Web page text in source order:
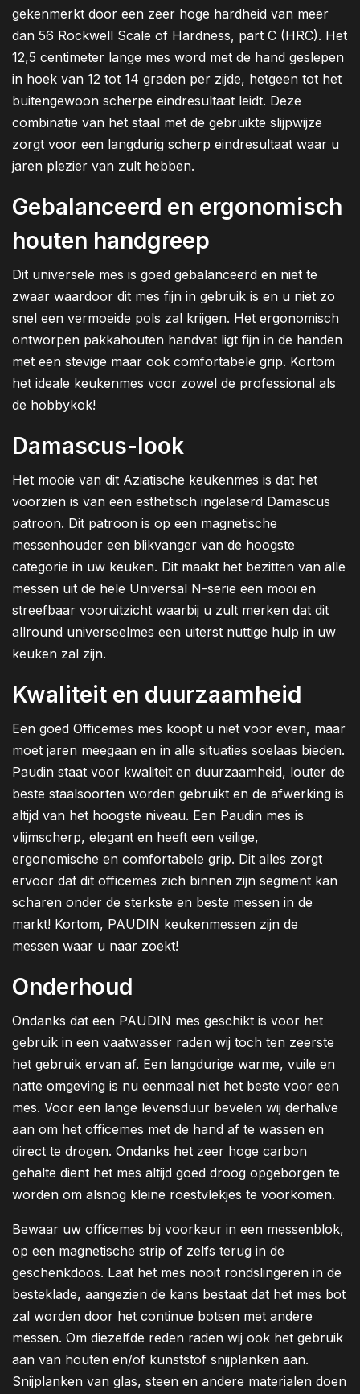
gekenmerkt door een zeer hoge hardheid van meer
dan 56 Rockwell Scale of Hardness, part C (HRC). Het
12,5 centimeter lange mes word met de hand geslepen
in hoek van 12 tot 14 graden per zijde, hetgeen tot het
buitengewoon scherpe eindresultaat leidt. Deze
combinatie van het staal met de gebruikte slijpwijze
zorgt voor een langdurig scherp eindresultaat waar u
jaren plezier van zult hebben.
Gebalanceerd en ergonomisch
houten handgreep
Dit universele mes is goed gebalanceerd en niet te
zwaar waardoor dit mes fijn in gebruik is en u niet zo
snel een vermoeide pols zal krijgen. Het ergonomisch
ontworpen pakkahouten handvat ligt fijn in de handen
met een stevige maar ook comfortabele grip. Kortom
het ideale keukenmes voor zowel de professional als
de hobbykok!
Damascus-look
Het mooie van dit Aziatische keukenmes is dat het
voorzien is van een esthetisch ingelaserd Damascus
patroon. Dit patroon is op een magnetische
messenhouder een blikvanger van de hoogste
categorie in uw keuken. Dit maakt het bezitten van alle
messen uit de hele Universal N-serie een mooi en
streefbaar vooruitzicht waarbij u zult merken dat dit
allround universeelmes een uiterst nuttige hulp in uw
keuken zal zijn.
Kwaliteit en duurzaamheid
Een goed Officemes mes koopt u niet voor even, maar
moet jaren meegaan en in alle situaties soelaas bieden.
Paudin staat voor kwaliteit en duurzaamheid, louter de
beste staalsoorten worden gebruikt en de afwerking is
altijd van het hoogste niveau. Een Paudin mes is
vlijmscherp, elegant en heeft een veilige,
ergonomische en comfortabele grip. Dit alles zorgt
ervoor dat dit officemes zich binnen zijn segment kan
scharen onder de sterkste en beste messen in de
markt! Kortom, PAUDIN keukenmessen zijn de
messen waar u naar zoekt!
Onderhoud
Ondanks dat een PAUDIN mes geschikt is voor het
gebruik in een vaatwasser raden wij toch ten zeerste
het gebruik ervan af. Een langdurige warme, vuile en
natte omgeving is nu eenmaal niet het beste voor een
mes. Voor een lange levensduur bevelen wij derhalve
aan om het officemes met de hand af te wassen en
direct te drogen. Ondanks het zeer hoge carbon
gehalte dient het mes altijd goed droog opgeborgen te
worden om alsnog kleine roestvlekjes te voorkomen.
Bewaar uw officemes bij voorkeur in een messenblok,
op een magnetische strip of zelfs terug in de
geschenkdoos. Laat het mes nooit rondslingeren in de
besteklade, aangezien de kans bestaat dat het mes bot
zal worden door het continue botsen met andere
messen. Om diezelfde reden raden wij ook het gebruik
aan van houten en/of kunststof snijplanken aan.
Snijplanken van glas, steen en andere materialen doen